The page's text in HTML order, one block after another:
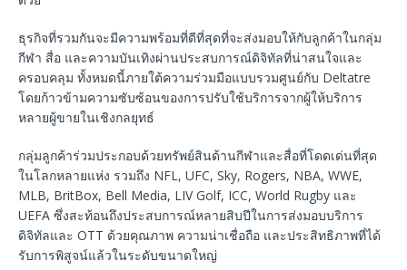
ธุรกิจที่รวมกันจะมีความพร้อมที่ดีที่สุดที่จะส่งมอบให้กับลูกค้าในกลุ่ม
กีฬา สื่อ และความบันเทิงผ่านประสบการณ์ดิจิทัลที่น่าสนใจและ
ครอบคลุม ทั้งหมดนี้ภายใต้ความร่วมมือแบบรวมศูนย์กับ Deltatre
โดยก้าวข้ามความซับซ้อนของการปรับใช้บริการจากผู้ให้บริการ
หลายผู้ขายในเชิงกลยุทธ์
กลุ่มลูกค้าร่วมประกอบด้วยทรัพย์สินด้านกีฬาและสื่อที่โดดเด่นที่สุด
ในโลกหลายแห่ง รวมถึง NFL, UFC, Sky, Rogers, NBA, WWE,
MLB, BritBox, Bell Media, LIV Golf, ICC, World Rugby และ
UEFA ซึ่งสะท้อนถึงประสบการณ์หลายสิบปีในการส่งมอบบริการ
ดิจิทัลและ OTT ด้วยคุณภาพ ความน่าเชื่อถือ และประสิทธิภาพที่ได้
รับการพิสูจน์แล้วในระดับขนาดใหญ่